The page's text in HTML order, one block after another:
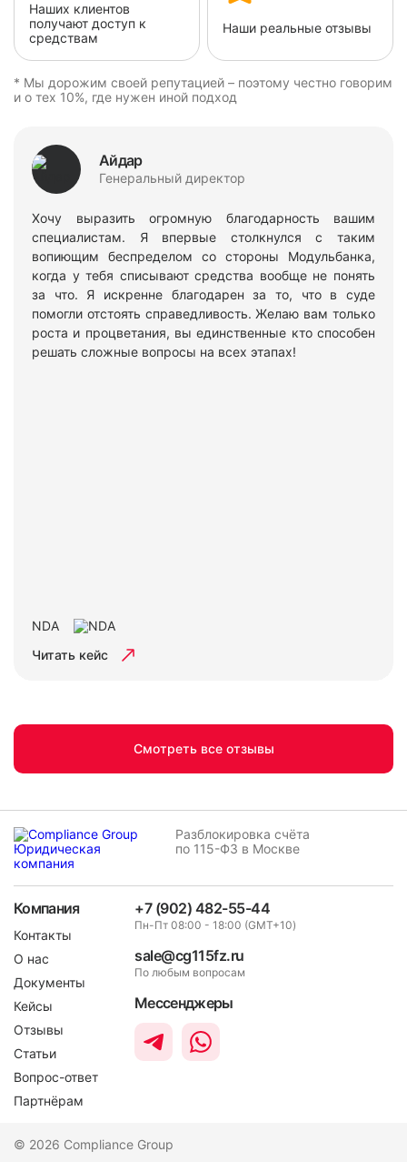
Наших клиентов
получают доступ к
средствам
Наши реальные отзывы
* Мы дорожим своей репутацией – поэтому честно говорим
и о тех 10%, где нужен иной подход
Айдар
Генеральный директор
Хочу выразить огромную благодарность вашим
специалистам. Я впервые столкнулся с таким
вопиющим беспределом со стороны Модульбанка,
когда у тебя списывают средства вообще не понять
за что. Я искренне благодарен за то, что в суде
помогли отстоять справедливость. Желаю вам только
роста и процветания, вы единственные кто способен
решать сложные вопросы на всех этапах!
Читать кейс
NDA
Смотреть все отзывы
Разблокировка счёта
по 115-ФЗ в Москве
+7 (902) 482-55-44
Пн-Пт 08:00 - 18:00 (GMT+10)
sale@cg115fz.ru
По любым вопросам
Мессенджеры
Компания
Контакты
О нас
Документы
Кейсы
Отзывы
Статьи
Вопрос-ответ
Партнёрам
© 2026 Compliance Group